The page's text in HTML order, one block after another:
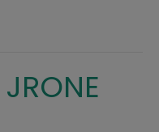
JRONE